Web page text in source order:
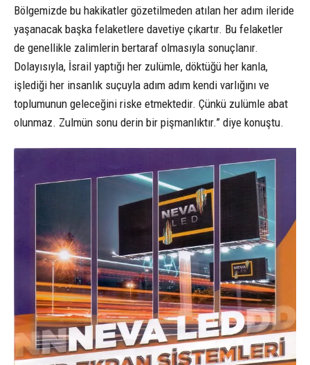
Bölgemizde bu hakikatler gözetilmeden atılan her adım ileride
yaşanacak başka felaketlere davetiye çıkartır. Bu felaketler
de genellikle zalimlerin bertaraf olmasıyla sonuçlanır.
Dolayısıyla, İsrail yaptığı her zulümle, döktüğü her kanla,
işlediği her insanlık suçuyla adım adım kendi varlığını ve
toplumunun geleceğini riske etmektedir. Çünkü zulümle abat
olunmaz. Zulmün sonu derin bir pişmanlıktır.” diye konuştu.